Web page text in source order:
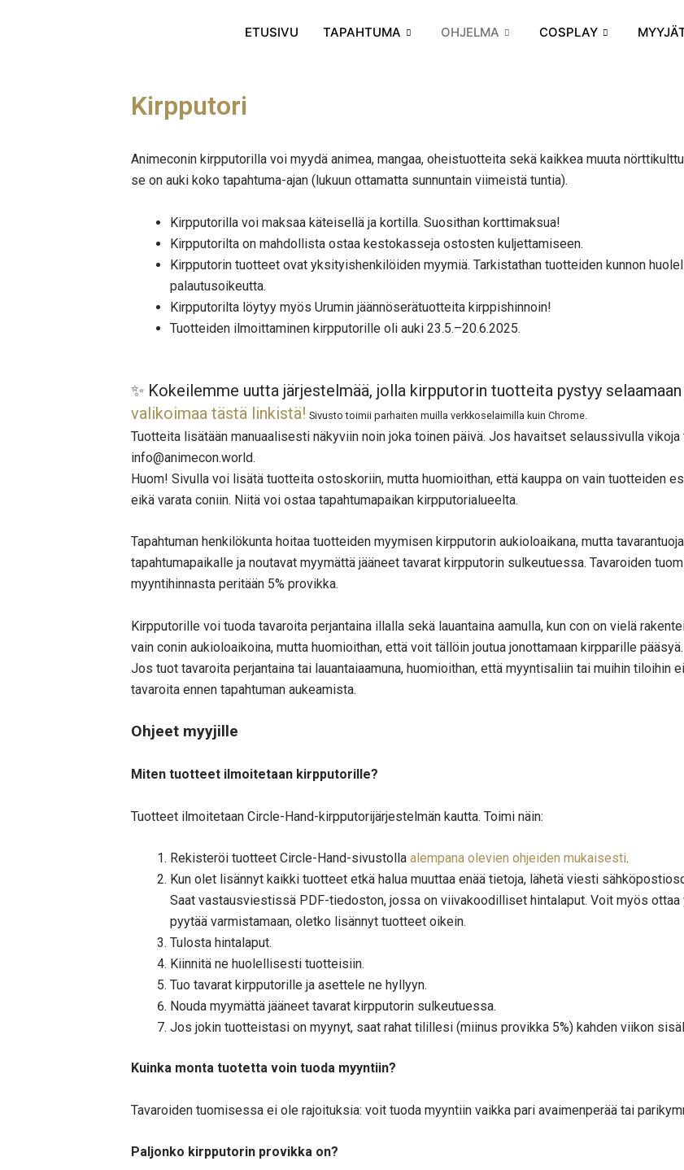
ETUSIVU TAPAHTUMA OHJELMA COSPLAY
Kirpputori
Animeconin kirpputorilla voi myydä animea, mangaa, oheistuotteita sekä kaikkea muuta
se on auki koko tapahtuma-ajan (lukuun ottamatta sunnuntain viimeistä tuntia).
Kirpputorilla voi maksaa käteisellä ja kortilla. Suosithan korttimaksua!
Kirpputorilta on mahdollista ostaa kestokasseja ostosten kuljettamiseen.
Kirpputorin tuotteet ovat yksityishenkilöiden myymiä. Tarkistathan tuotteiden kunnon
palautusoikeutta.
Kirpputorilta löytyy myös Urumin jäännöserätuotteita kirppishinnoin!
Tuotteiden ilmoittaminen kirpputorille oli auki 23.5.–20.6.2025.
✨ Kokeilemme uutta järjestelmää, jolla kirpputorin tuotteita pystyy
valikoimaa tästä linkistä! Sivusto toimii parhaiten muilla verkkoselaimilla kuin Chrome.
Tuotteita lisätään manuaalisesti näkyviin noin joka toinen päivä. Jos havaitset selaussivulla
info@animecon.world.
Huom! Sivulla voi lisätä tuotteita ostoskoriin, mutta huomioithan, että kauppa on vain tuotteiden
eikä varata coniin. Niitä voi ostaa tapahtumapaikan kirpputorialueelta.
Tapahtuman henkilökunta hoitaa tuotteiden myymisen kirpputorin aukioloaikana, mutta
tapahtumapaikalle ja noutavat myymättä jääneet tavarat kirpputorin sulkeutuessa. Tavaroiden
myyntihinnasta peritään 5% provikka.
Kirpputorille voi tuoda tavaroita perjantaina illalla sekä lauantaina aamulla, kun con on vielä
vain conin aukioloaikoina, mutta huomioithan, että voit tällöin joutua jonottamaan kirpparille pääsyä.
Jos tuot tavaroita perjantaina tai lauantaiaamuna, huomioithan, että myyntisaliin tai muihin tiloihin
tavaroita ennen tapahtuman aukeamista.
Ohjeet myyjille
Miten tuotteet ilmoitetaan kirpputorille?
Tuotteet ilmoitetaan Circle-Hand-kirpputorijärjestelmän kautta. Toimi näin:
Rekisteröi tuotteet Circle-Hand-sivustolla alempana olevien ohjeiden mukaisesti.
Kun olet lisännyt kaikki tuotteet etkä halua muuttaa enää tietoja, lähetä viesti
Saat vastausviestissä PDF-tiedoston, jossa on viivakoodilliset hintalaput. Voit myös
pyytää varmistamaan, oletko lisännyt tuotteet oikein.
Tulosta hintalaput.
Kiinnitä ne huolellisesti tuotteisiin.
Tuo tavarat kirpputorille ja asettele ne hyllyyn.
Nouda myymättä jääneet tavarat kirpputorin sulkeutuessa.
Jos jokin tuotteistasi on myynyt, saat rahat tilillesi (miinus provikka 5%) kahden viikon
Kuinka monta tuotetta voin tuoda myyntiin?
Tavaroiden tuomisessa ei ole rajoituksia: voit tuoda myyntiin vaikka pari avaimenperää tai
Paljonko kirpputorin provikka on?